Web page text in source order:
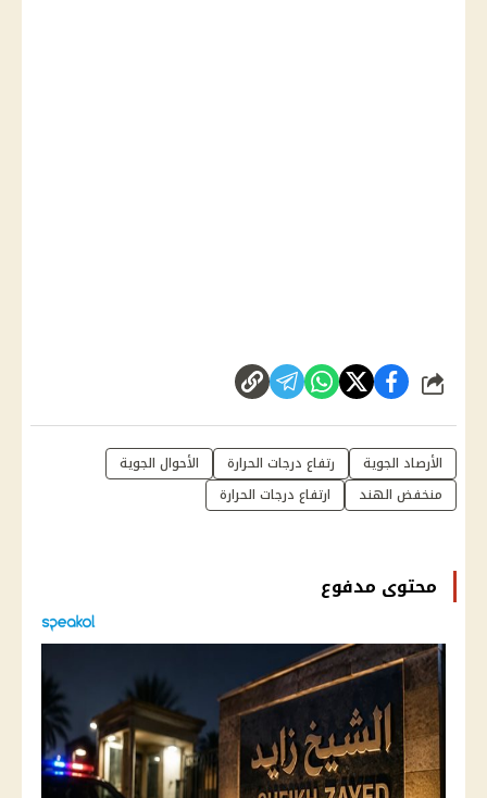
شارك
الأرصاد الجوية رتفاع درجات الحرارة
الأحوال الجوية
منخفض الهند
ارتفاع درجات الحرارة
محتوى مدفوع